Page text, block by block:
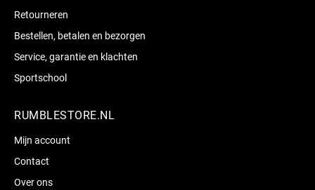
Retourneren
Bestellen, betalen en bezorgen
Service, garantie en klachten
Sportschool
RUMBLESTORE.NL
Mijn account
Contact
Over ons